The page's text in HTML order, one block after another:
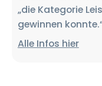
„die Kategorie
gewinnen
Alle Infos hier